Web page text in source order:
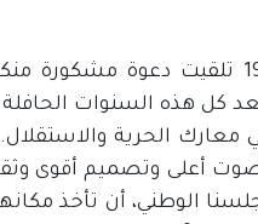
قبل أربعة عشر عاماً، في الثالث عشر من نوفمبر
كل هذه السنوات
معارك الحرية
أعلى وتصميم أقوى
الوطني، أن تأخذ